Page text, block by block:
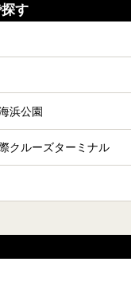
す
浜公園
クルーズターミナル